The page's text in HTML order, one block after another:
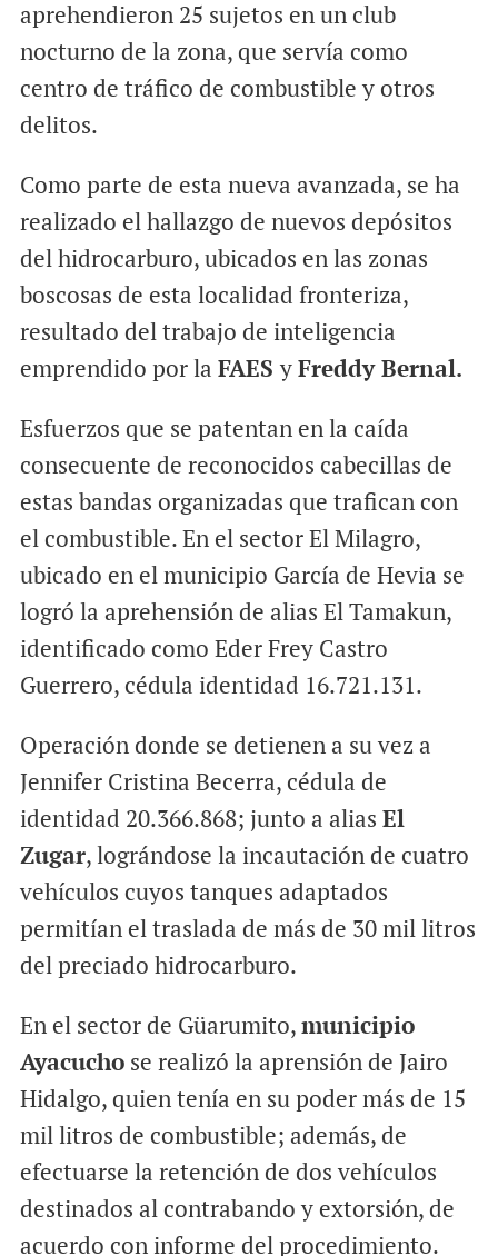
aprehendieron 25 sujetos en un club
nocturno de la zona, que servía como
centro de tráfico de combustible y otros
delitos.
Como parte de esta nueva avanzada, se ha
realizado el hallazgo de nuevos depósitos
del hidrocarburo, ubicados en las zonas
boscosas de esta localidad fronteriza,
resultado del trabajo de inteligencia
emprendido por la FAESyFreddy Bernal.
Esfuerzos que se patentan en la caída
consecuente de reconocidos cabecillas de
estas bandas organizadas que trafican con
el combustible. En el sector El Milagro,
ubicado en el municipio García de Hevia se
logró la aprehensión de alias El Tamakun,
identificado como Eder Frey Castro
Guerrero, cédula identidad 16.721.131.
Operación donde se detienen a su vez a
Jennifer Cristina Becerra, cédula de
identidad 20.366.868; junto a alias El
Zugar, lográndose la incautación de cuatro
vehículos cuyos tanques adaptados
permitían el traslada de más de 30 mil litros
del preciado hidrocarburo.
En el sector de Güarumito,municipio
Ayacuchose realizó la aprensión de Jairo
Hidalgo, quien tenía en su poder más de 15
mil litros de combustible; además, de
efectuarse la retención de dos vehículos
destinados al contrabando y extorsión, de
acuerdo con informe del procedimiento.